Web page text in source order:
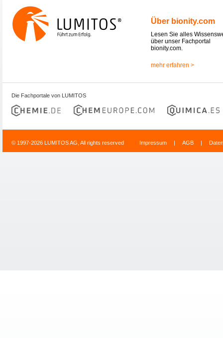
Über bionity.com
Lesen Sie alles
über unser Fachportal
bionity.com.
mehr erfahren >
Die Fachportale von LUMITOS
© 1997-2026 LUMITOS AG, All rights reserved Impressum | AGB |